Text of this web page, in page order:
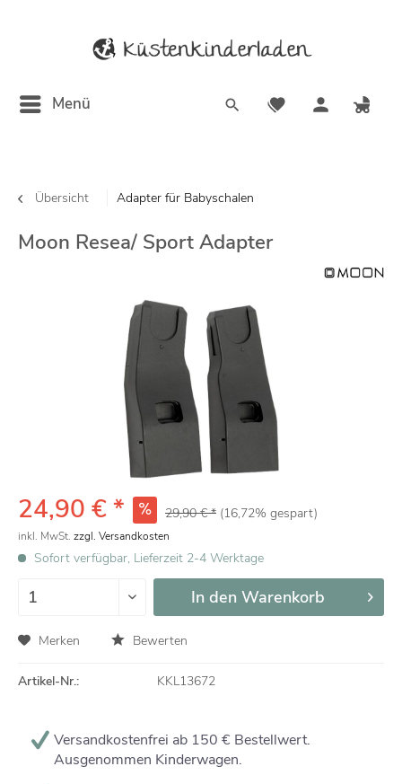
Menü
Übersicht Adapter für Babyschalen
Moon Resea/ Sport Adapter
24,90 € * 29,90 € * (16,72% gespart)
inkl. MwSt. zzgl. Versandkosten
Sofort verfügbar, Lieferzeit 2-4 Werktage
In den Warenkorb
Merken Bewerten
Artikel-Nr.: KKL13672
Versandkostenfrei ab 150 € Bestellwert.
Ausgenommen Kinderwagen.